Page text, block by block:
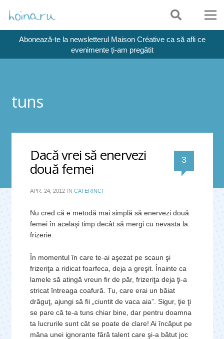
Abonează-te la newsletterul Maison Créative ca să afli ce
evenimente ți-am pregătit
tuns
Dacă vrei să enervezi
două femei 3
APR. 24, 2012 IN CATERINCI
Nu cred că e metodă mai simplă să enervezi două
femei în acelaşi timp decât să mergi cu nevasta la
frizerie.
În momentul în care te-ai aşezat pe scaun şi
frizeriţa a ridicat foarfeca, deja a greşit. Înainte ca
lamele să atingă vreun fir de păr, frizeriţa deja ţi-a
stricat întreaga coafură. Tu, care erai un băiat
drăguţ, ajungi să fii „ciuntit de vaca aia”. Sigur, ţie ţi
se pare că te-a tuns chiar bine, dar pentru doamna
ta lucrurile sunt cât se poate de clare! Ai încăput pe
mâna unei ignorante fără talent care şi-a bătut joc